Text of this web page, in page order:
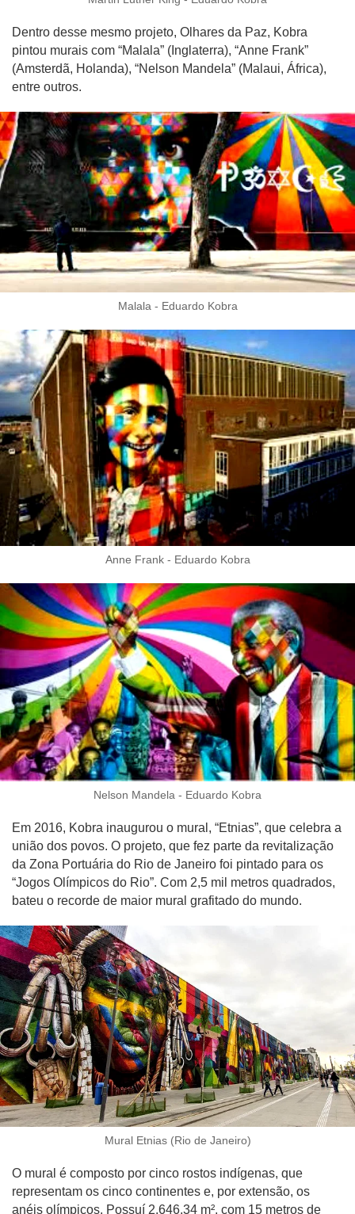
Dentro desse mesmo projeto, Olhares da Paz, Kobra
pintou murais com “Malala” (Inglaterra), “Anne Frank”
(Amsterdã, Holanda), “Nelson Mandela” (Malaui, África),
entre outros.
Malala - Eduardo Kobra
Anne Frank - Eduardo Kobra
Nelson Mandela - Eduardo Kobra
Em 2016, Kobra inaugurou o mural, “Etnias”, que celebra a
união dos povos. O projeto, que fez parte da revitalização
da Zona Portuária do Rio de Janeiro foi pintado para os
“Jogos Olímpicos do Rio”. Com 2,5 mil metros quadrados,
bateu o recorde de maior mural grafitado do mundo.
Mural Etnias (Rio de Janeiro)
O mural é composto por cinco rostos indígenas, que
representam os cinco continentes e, por extensão, os
anéis olímpicos. Possuí 2.646,34 m², com 15 metros de